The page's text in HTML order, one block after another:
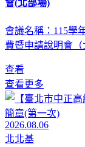
會(北部場)
會議名稱：115學
費暨申請說明會
查看
查看更多
2026.08.06
北北基